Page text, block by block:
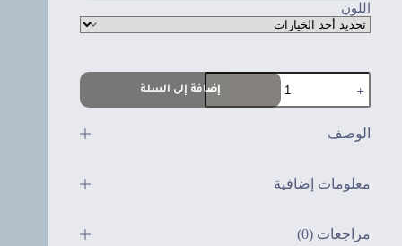
اللون
كمية
طاولة
قيمنق
إضافة إلى السلة
الوصف
معلومات إضافية
مراجعات (0)